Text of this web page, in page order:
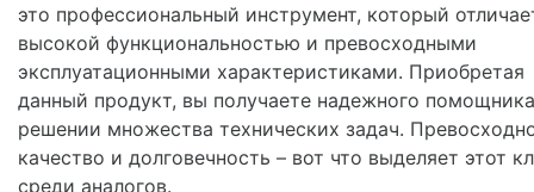
это профессиональный инструмент, который
высокой функциональностью и превосходными
эксплуатационными характеристиками. Приобретая
данный продукт, вы получаете надежного
решении множества технических задач.
качество и долговечность – вот что выделяет этот
среди аналогов.